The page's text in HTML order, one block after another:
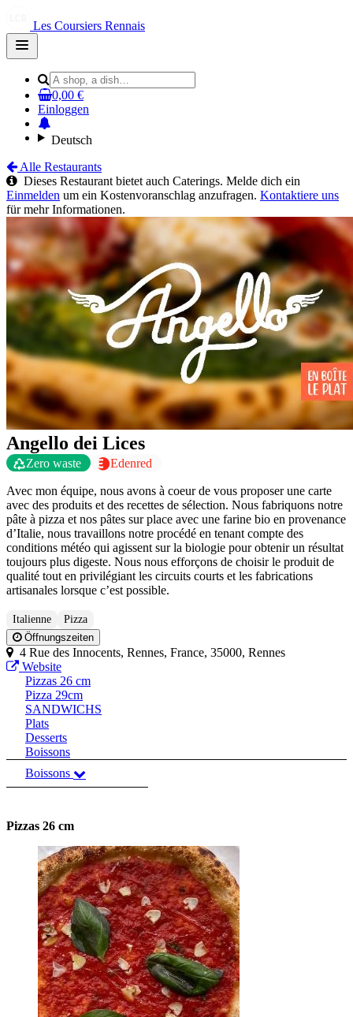
Les Coursiers Rennais
Open
main
0,00 €
Einloggen
Deutsch
Alle Restaurants
Dieses Restaurant bietet auch Caterings. Melde dich ein
Einmelden um ein Kostenvoranschlag anzufragen. Kontaktiere uns
für mehr Informationen.
Angello dei Lices
Zero waste Edenred
Avec mon équipe, nous avons à coeur de vous proposer une carte
avec des produits et des recettes de sélection. Nous fabriquons notre
pâte à pizza et nos pâtes sur place avec une farine bio en provenance
d’Italie, nous travaillons notre procédé en tenant compte des
conditions météo qui agissent sur la biologie pour obtenir un résultat
toujours plus digeste. Nous nous efforçons de choisir le produit de
qualité tout en privilégiant les circuits courts et les fabrications
artisanales lorsque c’est possible.
Italienne
Pizza
Öffnungszeiten
4 Rue des Innocents, Rennes, France, 35000, Rennes
Website
Pizzas 26 cm
Pizza 29cm
SANDWICHS
Plats
Desserts
Boissons
Boissons
Pizzas 26 cm